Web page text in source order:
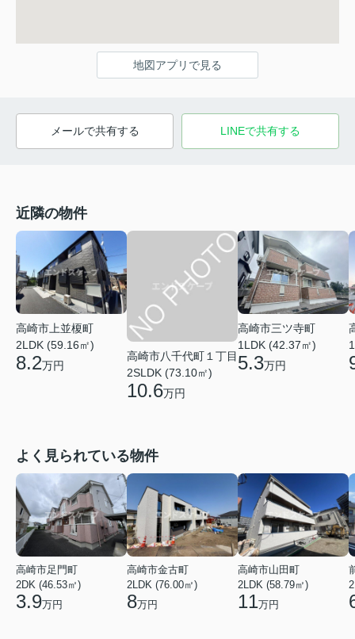
地図アプリで見る
メールで共有する LINEで共有する
近隣の物件
高崎市上並榎町
2LDK (59.16㎡)
8.2万円
高崎市八千代町１丁目
2SLDK (73.10㎡)
10.6万円
高崎市三ツ寺町
1LDK (42.37㎡)
5.3万円
よく見られている物件
高崎市足門町
2DK (46.53㎡)
3.9万円
高崎市金古町
2LDK (76.00㎡)
8万円
高崎市山田町
2LDK (58.79㎡)
11万円